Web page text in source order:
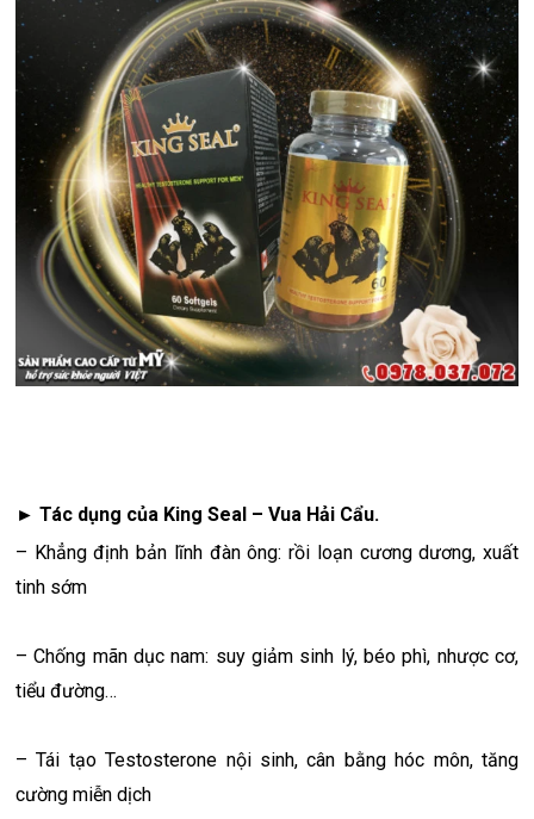
► Tác dụng của King Seal – Vua Hải Cẩu.
– Khẳng định bản lĩnh đàn ông: rồi loạn cương dương, xuất
tinh sớm
– Chống mãn dục nam: suy giảm sinh lý, béo phì, nhược cơ,
tiểu đường…
– Tái tạo Testosterone nội sinh, cân bằng hóc môn, tăng
cường miễn dịch